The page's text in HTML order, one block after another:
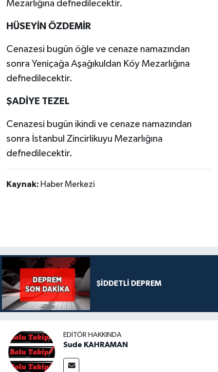
Mezarlığına defnedilecektir.
HÜSEYİN ÖZDEMİR
Cenazesi bugün öğle ve cenaze namazından
sonra Yeniçağa Aşağıkuldan Köy Mezarlığına
defnedilecektir.
ŞADİYE TEZEL
Cenazesi bugün ikindi ve cenaze namazından
sonra İstanbul Zincirlikuyu Mezarlığına
defnedilecektir.
Kaynak: Haber Merkezi
ŞİDDETLİ DEPREM
EDITÖR HAKKINDA
Sude KAHRAMAN